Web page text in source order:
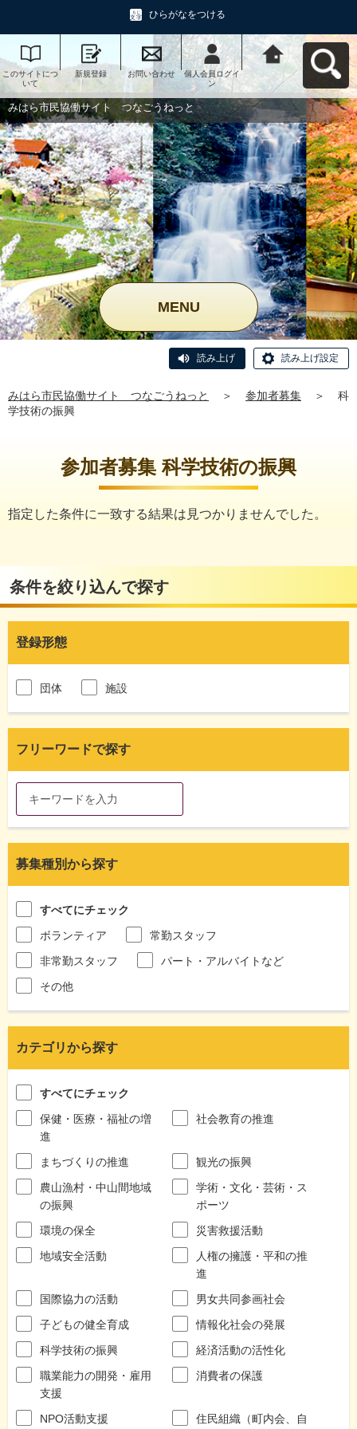
ひらがなをつける
このサイトにつ
いて
新規登録 お問い合わせ
個人会員ログイ
ン
みはら市民協働
サイト つなご
うねっとへ戻る
みはら市民協働サイト つなごうねっと
MENU
読み上げ 読み上げ設定
みはら市民協働サイト つなごうねっと ＞ 参加者募集 ＞
科
学技術の振興
参加者募集 科学技術の振興
指定した条件に一致する結果は見つかりませんでした。
条件を絞り込んで探す
登録形態
団体 施設
フリーワードで探す
募集種別から探す
すべてにチェック
ボランティア
常勤スタッフ
非常勤スタッフ
パート・アルバイトなど
その他
カテゴリから探す
すべてにチェック
保健・医療・福祉の増
進
社会教育の推進
まちづくりの推進
観光の振興
農山漁村・中山間地域
の振興
学術・文化・芸術・ス
ポーツ
環境の保全
災害救援活動
地域安全活動
人権の擁護・平和の推
進
国際協力の活動
男女共同参画社会
子どもの健全育成
情報化社会の発展
科学技術の振興
経済活動の活性化
職業能力の開発・雇用
支援
消費者の保護
NPO活動支援 住民組織（町内会、自